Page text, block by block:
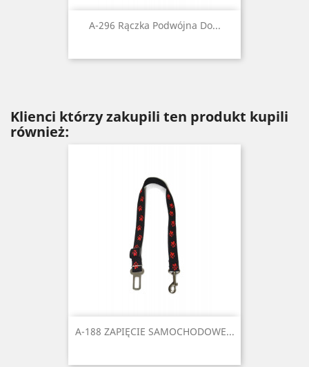
A-296 Rączka Podwójna Do...
Klienci którzy zakupili ten produkt kupili
również:
A-188 ZAPIĘCIE SAMOCHODOWE...